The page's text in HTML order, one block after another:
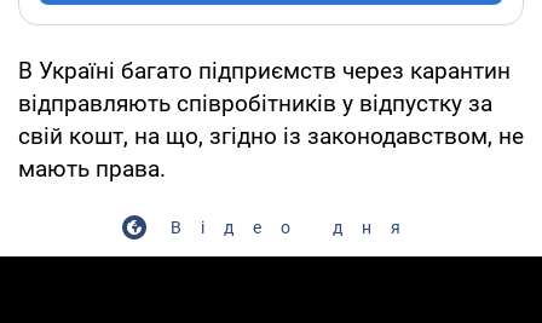
В Україні багато підприємств через карантин
відправляють співробітників у відпустку за
свій кошт, на що, згідно із законодавством, не
мають права.
Відео дня